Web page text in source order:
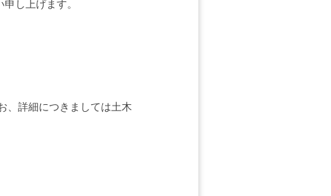
し上げます。
、詳細につきましては土木